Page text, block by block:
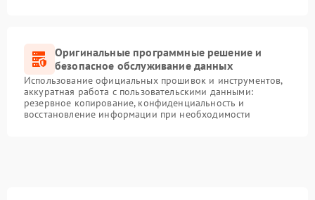
Оригинальные программные решение и
безопасное обслуживание данных
Использование официальных прошивок и инструментов,
аккуратная работа с пользовательскими данными:
резервное копирование, конфиденциальность и
восстановление информации при необходимости